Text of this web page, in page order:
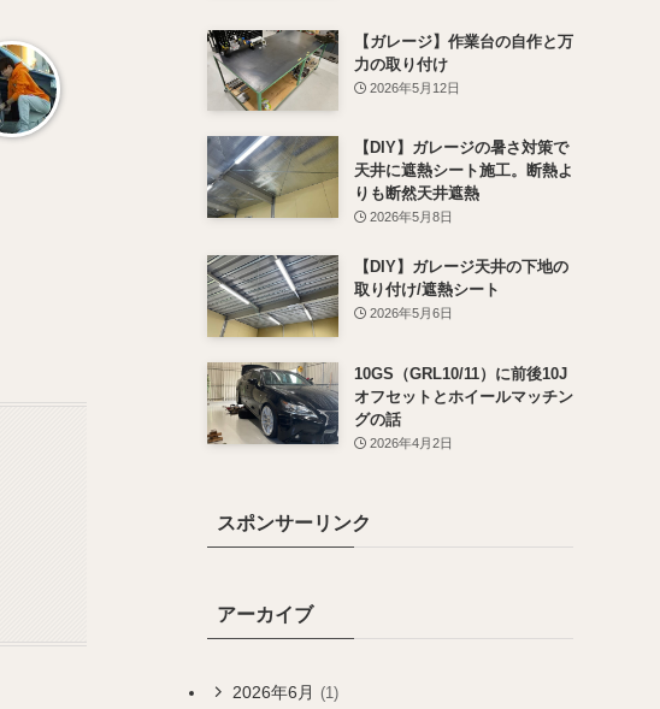
【ガレージ】作業台の自作と万
力の取り付け
2026年5月12日
【DIY】ガレージの暑さ対策で
天井に遮熱シート施工。断熱よ
りも断然天井遮熱
2026年5月8日
【DIY】ガレージ天井の下地の
取り付け/遮熱シート
2026年5月6日
10GS（GRL10/11）に前後10J
オフセットとホイールマッチン
グの話
2026年4月2日
スポンサーリンク
アーカイブ
2026年6月 (1)